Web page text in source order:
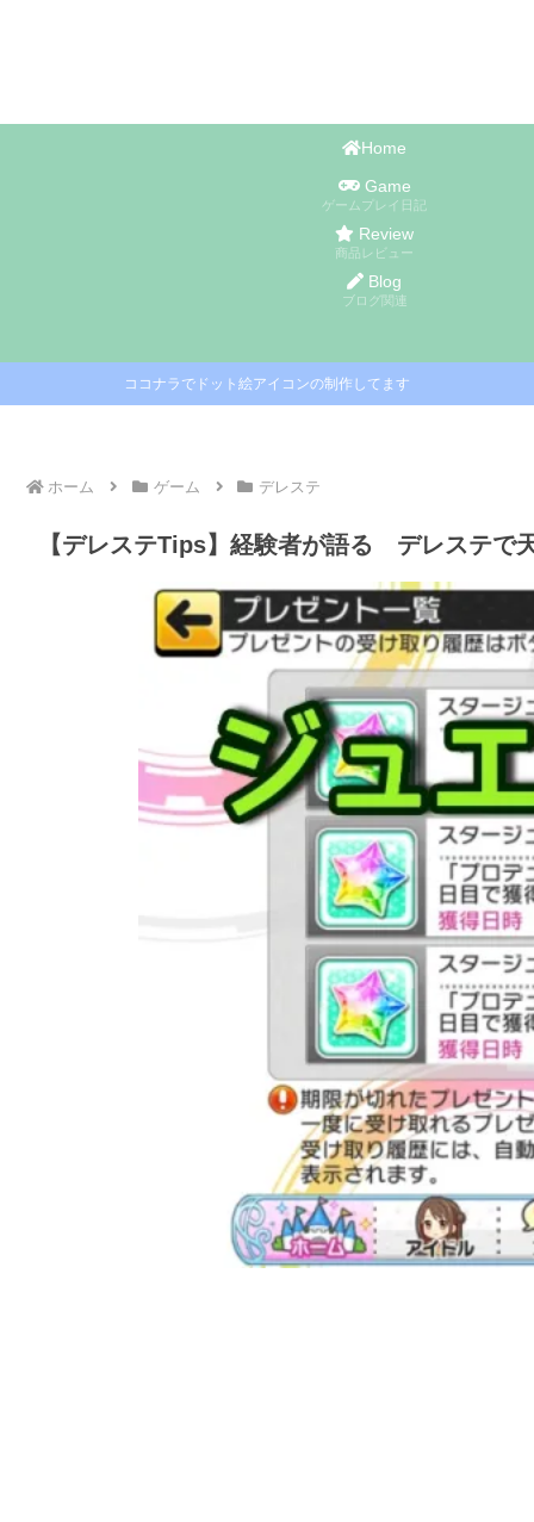
Home
Game
ゲームプレイ日記
Review
商品レビュー
Blog
ブログ関連
ココナラでドット絵アイコンの制作してます
ホーム ゲーム デレステ
【デレステTips】経験者が語る デレステ